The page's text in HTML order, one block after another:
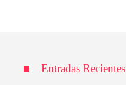
Entradas Recientes